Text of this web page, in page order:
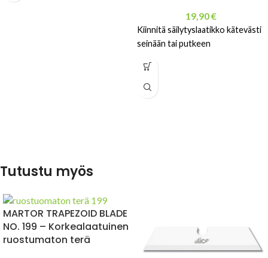
19,90€
Kiinnitä säilytyslaatikko kätevästi
seinään tai putkeen
Tutustu myös
MARTOR TRAPEZOID BLADE
NO. 199 – Korkealaatuinen
ruostumaton terä